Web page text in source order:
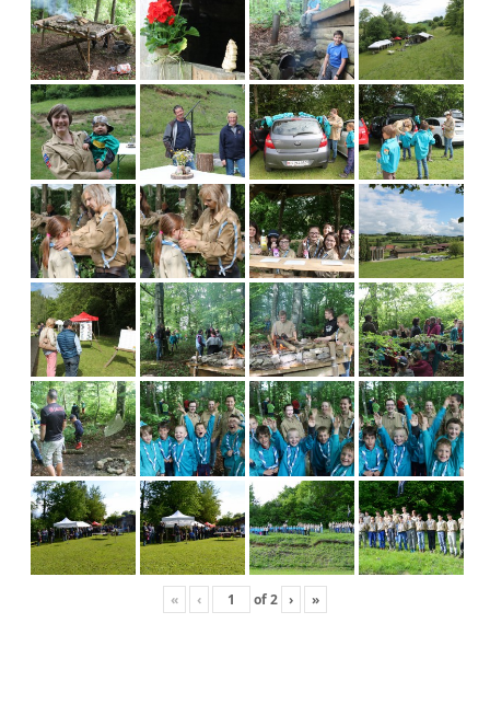
« ‹ of2 › »